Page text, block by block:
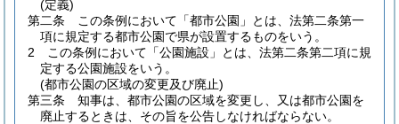
(定義)
第二条
この条例において「都市公園」とは、法第二条第一
項に規定する都市公園で県が設置するものをいう。
2
この条例において「公園施設」とは、法第二条第二項に規
定する公園施設をいう。
(都市公園の区域の変更及び廃止)
第三条
知事は、都市公園の区域を変更し、又は都市公園を
廃止するときは、その旨を公告しなければならない。